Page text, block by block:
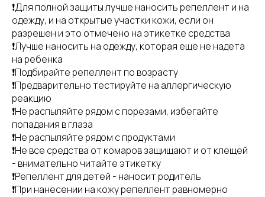
❗️Для полной защиты лучше наносить репеллент и на
одежду, и на открытые участки кожи, если он
разрешен и это отмечено на этикетке средства
❗Лучше наносить на одежду, которая еще не надета
на ребенка
❗Подбирайте репеллент по возрасту
❗Предварительно тестируйте на аллергическую
реакцию
❗Не распыляйте рядом с порезами, избегайте
попадания в глаза
❗Не распыляйте рядом с продуктами
❗Не все средства от комаров защищают и от клещей
- внимательно читайте этикетку
❗Репеллент для детей - наносит родитель
❗При нанесении на кожу репеллент равномерно